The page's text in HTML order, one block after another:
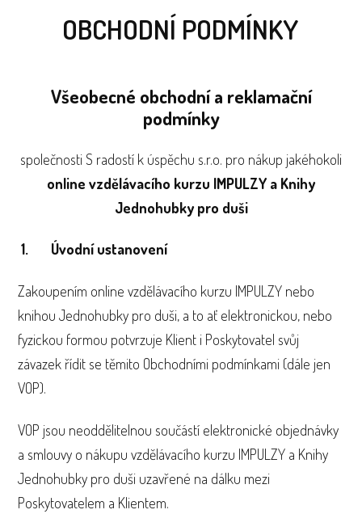
OBCHODNÍ PODMÍNKY
Všeobecné obchodní a reklamační
podmínky
společnosti S radostí k úspěchu s.r.o. pro nákup jakéhokoli
online vzdělávacího kurzu IMPULZY a Knihy
Jednohubky pro duši
1. Úvodní ustanovení
Zakoupením online vzdělávacího kurzu IMPULZY nebo
knihou Jednohubky pro duši, a to ať elektronickou, nebo
fyzickou formou potvrzuje Klient i Poskytovatel svůj
závazek řídit se těmito Obchodními podmínkami (dále jen
VOP).
VOP jsou neoddělitelnou součástí elektronické objednávky
a smlouvy o nákupu vzdělávacího kurzu IMPULZY a Knihy
Jednohubky pro duši uzavřené na dálku mezi
Poskytovatelem a Klientem.